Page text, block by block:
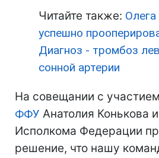
Читайте также:
успешно
Диагноз - тромбоз
сонной артерии
На совещании с
ФФУ Анатолия Конькова
Исполкома Федерации
решение, что нашу